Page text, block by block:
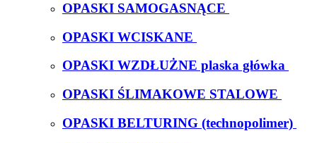
OPASKI SAMOGASNĄCE
OPASKI WCISKANE
OPASKI WZDŁUŻNE plaska główka
OPASKI ŚLIMAKOWE STALOWE
OPASKI BELTURING (technopolimer)